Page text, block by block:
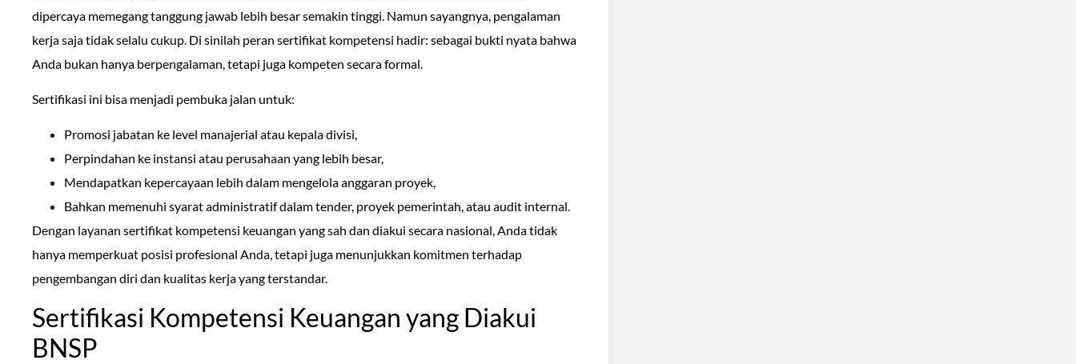
dipercaya memegang tanggung jawab lebih besar semakin tinggi. Namun sayangnya, pengalaman
kerja saja tidak selalu cukup. Di sinilah peran sertifikat kompetensi hadir: sebagai bukti nyata bahwa
Anda bukan hanya berpengalaman, tetapi juga kompeten secara formal.
Sertifikasi ini bisa menjadi pembuka jalan untuk:
Promosi jabatan ke level manajerial atau kepala divisi,
Perpindahan ke instansi atau perusahaan yang lebih besar,
Mendapatkan kepercayaan lebih dalam mengelola anggaran proyek,
Bahkan memenuhi syarat administratif dalam tender, proyek pemerintah, atau audit internal.
Dengan layanan sertifikat kompetensi keuangan yang sah dan diakui secara nasional, Anda tidak
hanya memperkuat posisi profesional Anda, tetapi juga menunjukkan komitmen terhadap
pengembangan diri dan kualitas kerja yang terstandar.
Sertifikasi Kompetensi Keuangan yang Diakui
BNSP